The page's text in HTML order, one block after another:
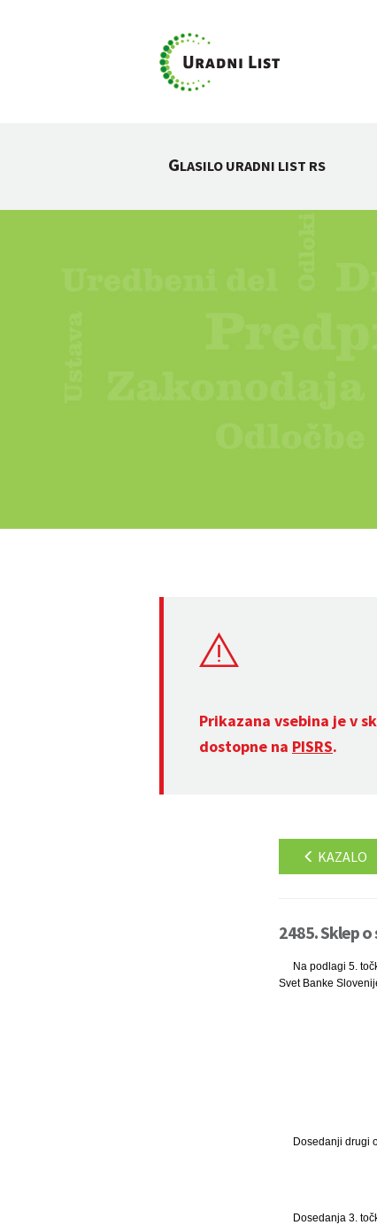
GLASILO URADNI LIST RS
Prikazana vsebina je v
dostopne na PISRS.
KAZALO
2485. Sklep
Na podlagi 5.
Svet Banke
Dosedanji drugi
Dosedanja 3.